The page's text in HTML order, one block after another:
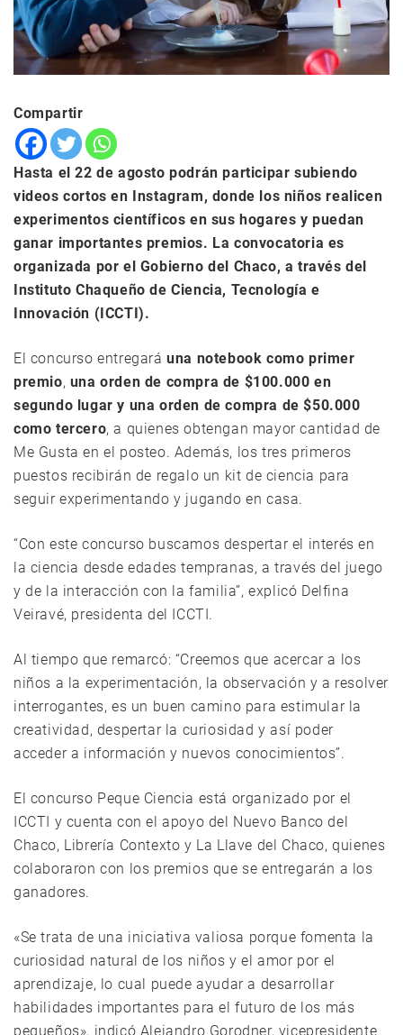
Compartir
Hasta el 22 de agosto podrán participar subiendo
videos cortos en Instagram, donde los niños realicen
experimentos científicos en sus hogares y puedan
ganar importantes premios. La convocatoria es
organizada por el Gobierno del Chaco, a través del
Instituto Chaqueño de Ciencia, Tecnología e
Innovación (ICCTI).
El concurso entregaráuna notebook como primer
premio, una orden de compra de $100.000 en
segundo lugar y una orden de compra de $50.000
como tercero, a quienes obtengan mayor cantidad de
Me Gusta en el posteo. Además, los tres primeros
puestos recibirán de regalo un kit de ciencia para
seguir experimentando y jugando en casa.
“Con este concurso buscamos despertar el interés en
la ciencia desde edades tempranas, a través del juego
y de la interacción con la familia”, explicó Delfina
Veiravé, presidenta del ICCTI.
Al tiempo que remarcó: “Creemos que acercar a los
niños a la experimentación, la observación y a resolver
interrogantes, es un buen camino para estimular la
creatividad, despertar la curiosidad y así poder
acceder a información y nuevos conocimientos”.
El concurso Peque Ciencia está organizado por el
ICCTI y cuenta con el apoyo del Nuevo Banco del
Chaco, Librería Contexto y La Llave del Chaco, quienes
colaboraron con los premios que se entregarán a los
ganadores.
«Se trata de una iniciativa valiosa porque fomenta la
curiosidad natural de los niños y el amor por el
aprendizaje, lo cual puede ayudar a desarrollar
habilidades importantes para el futuro de los más
pequeños», indicó Alejandro Gorodner, vicepresidente